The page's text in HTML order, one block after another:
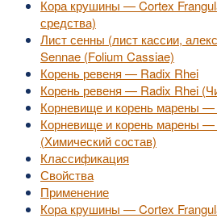
Кора крушины — Cortex
средства)
Лист сенны (лист кассии,
Sennae (Folium Cassiae)
Корень ревеня — Radix Rhei
Корень ревеня — Radix Rhei
Корневище и корень марены —
Корневище и корень марены —
(Химический состав)
Классификация
Свойства
Применение
Кора крушины — Cortex